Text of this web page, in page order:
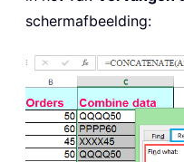
schermafbeelding: